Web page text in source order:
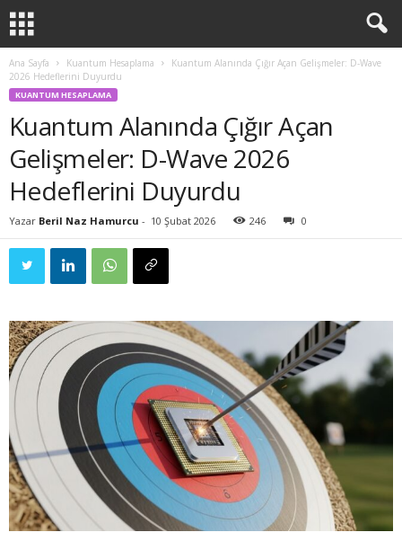
Ana Sayfa Kuantum Hesaplama
Kuantum Alanında Çığır Açan Gelişmeler: D-Wave
2026 Hedeflerini Duyurdu
KUANTUM HESAPLAMA
Kuantum Alanında Çığır Açan
Gelişmeler: D-Wave 2026
Hedeflerini Duyurdu
Yazar Beril Naz Hamurcu - 10 Şubat 2026 246 0